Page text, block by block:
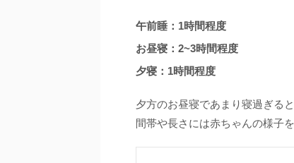
午前睡：1時間程度
お昼寝：2~3時間程度
夕寝：1時間程度
夕方のお昼寝であまり寝過ぎる
間帯や長さには赤ちゃんの様子